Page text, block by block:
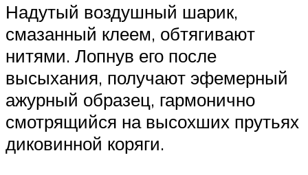
Надутый воздушный шарик,
смазанный клеем, обтягивают
нитями. Лопнув его после
высыхания, получают эфемерный
ажурный образец, гармонично
смотрящийся на высохших прутьях
диковинной коряги.